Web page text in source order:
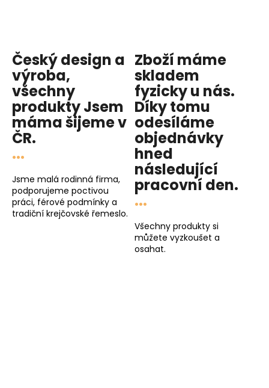
Český design a
výroba,
všechny
produktyJsem
mámašijeme v
ČR.
...
Jsme malá rodinná firma,
podporujeme poctivou
práci, férové podmínky a
tradiční krejčovské řemeslo.
Zboží máme
skladem
fyzicky u nás.
Díky tomu
odesíláme
objednávky
hned
následující
pracovní den.
...
Všechny produkty si
můžete vyzkoušet a
osahat.